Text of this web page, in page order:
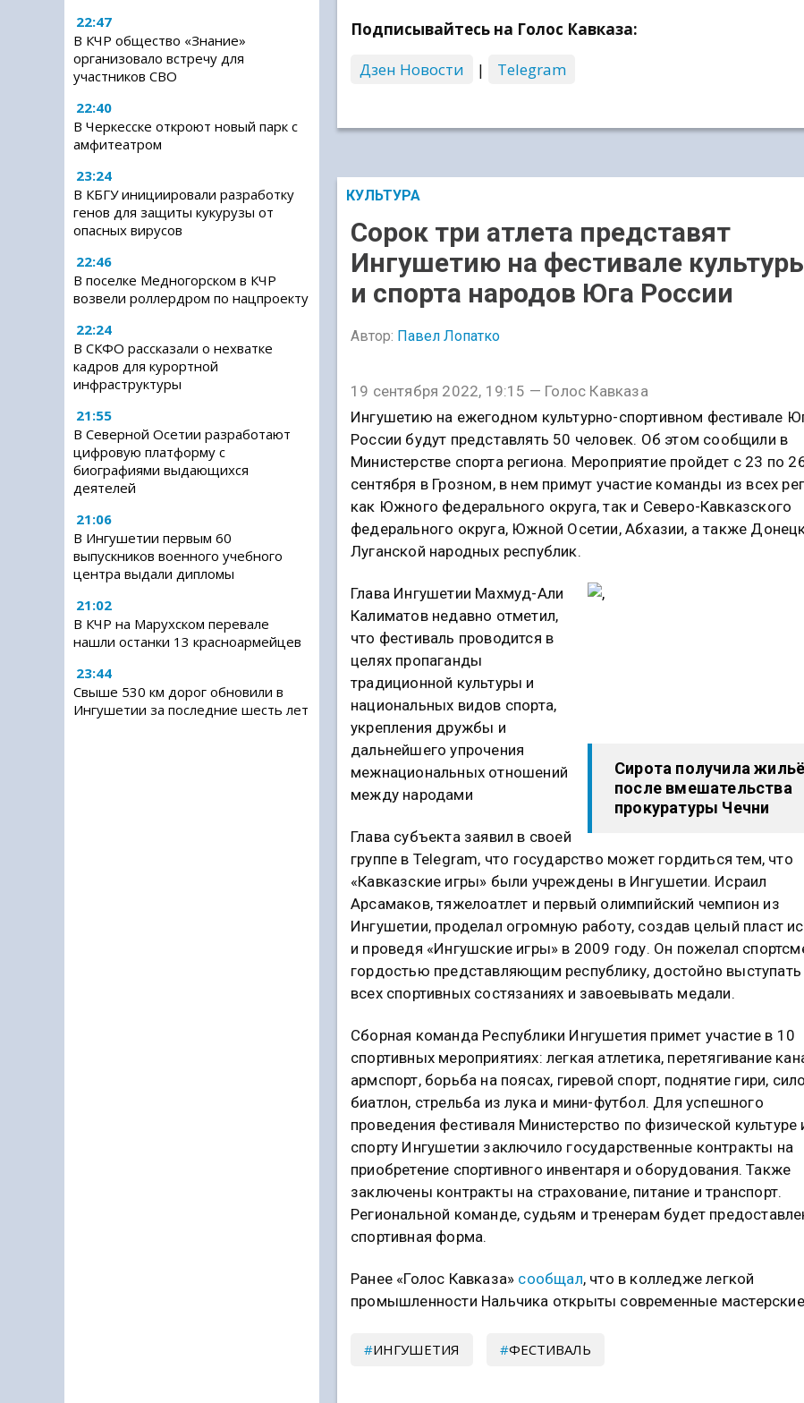
22:47
В КЧР общество «Знание»
организовало встречу для
участников СВО
22:40
В Черкесске откроют новый парк с
амфитеатром
23:24
В КБГУ инициировали разработку
генов для защиты кукурузы от
опасных вирусов
22:46
В поселке Медногорском в КЧР
возвели роллердром по нацпроекту
22:24
В СКФО рассказали о нехватке
кадров для курортной
инфраструктуры
21:55
В Северной Осетии разработают
цифровую платформу с
биографиями выдающихся
деятелей
21:06
В Ингушетии первым 60
выпускников военного учебного
центра выдали дипломы
21:02
В КЧР на Марухском перевале
нашли останки 13 красноармейцев
23:44
Свыше 530 км дорог обновили в
Ингушетии за последние шесть лет
Подписывайтесь на Голос Кавказа:
Дзен Новости
| Telegram
КУЛЬТУРА
Сорок три атлета представят
Ингушетию на фестивале
и спорта народов Юга России
Автор: Павел Лопатко
19 сентября 2022, 19:15 — Голос Кавказа
Ингушетию на ежегодном культурно-спортивном фестивале
России будут представлять 50 человек. Об этом сообщили в
Министерстве спорта региона. Мероприятие пройдет с 23 по
сентября в Грозном, в нем примут участие команды из всех
как Южного федерального округа, так и Северо-Кавказского
федерального округа, Южной Осетии, Абхазии, а также
Луганской народных республик.
Сирота получила жильё
после вмешательства
прокуратуры Чечни
Глава Ингушетии Махмуд-Али
Калиматов недавно отметил,
что фестиваль проводится в
целях пропаганды
традиционной культуры и
национальных видов спорта,
укрепления дружбы и
дальнейшего упрочения
межнациональных отношений
между народами
Глава субъекта заявил в своей
группе в Telegram, что государство может гордиться тем, что
«Кавказские игры» были учреждены в Ингушетии. Исраил
Арсамаков, тяжелоатлет и первый олимпийский чемпион из
Ингушетии, проделал огромную работу, создав целый пласт
и проведя «Ингушские игры» в 2009 году. Он пожелал
гордостью представляющим республику, достойно выступать
всех спортивных состязаниях и завоевывать медали.
Сборная команда Республики Ингушетия примет участие в 10
спортивных мероприятиях: легкая атлетика, перетягивание
армспорт, борьба на поясах, гиревой спорт, поднятие гири,
биатлон, стрельба из лука и мини-футбол. Для успешного
проведения фестиваля Министерство по физической культуре
спорту Ингушетии заключило государственные контракты на
приобретение спортивного инвентаря и оборудования. Также
заключены контракты на страхование, питание и транспорт.
Региональной команде, судьям и тренерам будет
спортивная форма.
Ранее «Голос Кавказа» сообщал, что в колледже легкой
промышленности Нальчика открыты современные
ИНГУШЕТИЯ ФЕСТИВАЛЬ